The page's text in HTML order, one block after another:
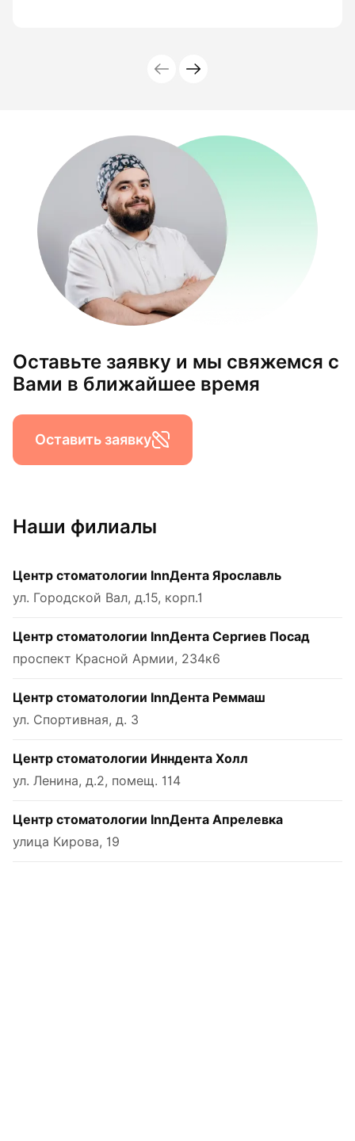
Оставьте заявку и мы свяжемся с
Вами в ближайшее время
Оставить заявку
Наши филиалы
Центр стоматологии InnДента Ярославль
ул. Городской Вал, д.15, корп.1
Центр стоматологии InnДента Сергиев Посад
проспект Красной Армии, 234к6
Центр стоматологии InnДента Реммаш
ул. Спортивная, д. 3
Центр стоматологии Инндента Холл
ул. Ленина, д.2, помещ. 114
Центр стоматологии InnДента Апрелевка
улица Кирова, 19